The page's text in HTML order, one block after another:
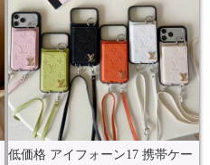
低価格 アイフォーン17 携帯ケー